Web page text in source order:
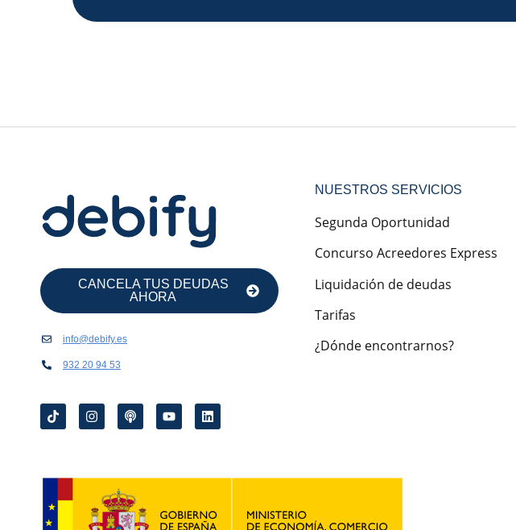
CANCELA TUS DEUDAS
AHORA
info@debify.es
932 20 94 53
NUESTROS SERVICIOS
Segunda Oportunidad
Concurso Acreedores Express
Liquidación de deudas
Tarifas
¿Dónde encontrarnos?